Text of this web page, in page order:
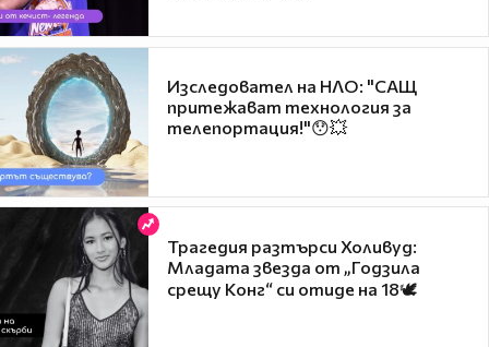
Изследовател на НЛО: "САЩ
притежават технология за
телепортация!"😯💥
Трагедия разтърси Холивуд:
Младата звезда от „Годзила
срещу Конг“ си отиде на 18🕊️